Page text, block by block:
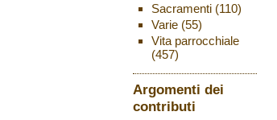
Sacramenti(110)
Varie(55)
Vita parrocchiale
(457)
Argomenti dei
contributi